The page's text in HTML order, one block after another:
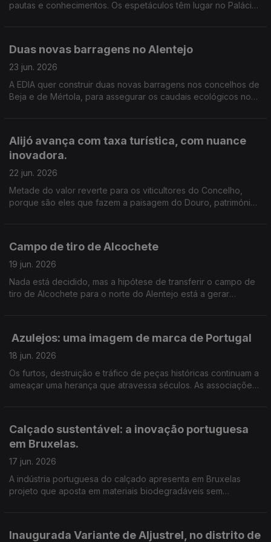
pautas e conhecimentos. Os espetáculos têm lugar no Palácio
Duas novas barragens no Alentejo
23 jun. 2026
A EDIA quer construir duas novas barragens nos concelhos de
Beja e de Mértola, para assegurar os caudais ecológicos no
Alijó avança com taxa turística, com nuance
inovadora.
22 jun. 2026
Metade do valor reverte para os viticultores do Concelho,
porque são eles que fazem a paisagem do Douro, património
Campo de tiro de Alcochete
19 jun. 2026
Nada está decidido, mas a hipótese de transferir o campo de
tiro de Alcochete para o norte do Alentejo está a gerar
Azulejos: uma imagem de marca de Portugal
18 jun. 2026
Os furtos, destruição e tráfico de peças históricas continuam a
ameaçar uma herança que atravessa séculos. As associações
Calçado sustentável: a inovação portuguesa
em Bruxelas.
17 jun. 2026
A indústria portuguesa do calçado apresenta em Bruxelas
projeto que aposta em materiais biodegradáveis sem
Inaugurada Variante de Aljustrel, no distrito de